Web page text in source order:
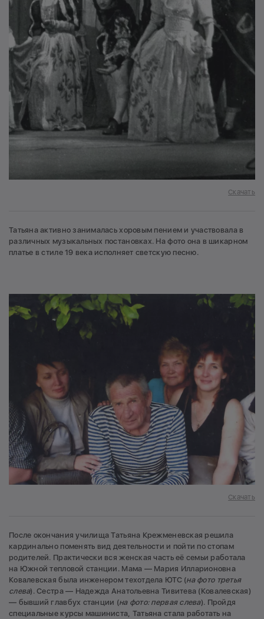
Скачать
Татьяна активно занималась хоровым пением и участвовала в
различных музыкальных постановках. На фото она в шикарном
платье в стиле 19 века исполняет светскую песню.
Скачать
После окончания училища Татьяна Крежменевская решила
кардинально поменять вид деятельности и пойти по стопам
родителей. Практически вся женская часть её семьи работала
на Южной тепловой станции. Мама — Мария Илларионовна
Ковалевская была инженером техотдела ЮТС (на фото третья
слева). Сестра — Надежда Анатольевна Тивитева (Ковалевская)
— бывший главбух станции (на фото: первая слева). Пройдя
специальные курсы машиниста, Татьяна стала работать на